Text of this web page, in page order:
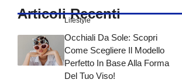
Articoli Recenti
Lifestyle
Occhiali Da Sole: Scopri
Come Scegliere Il Modello
Perfetto In Base Alla Forma
Del Tuo Viso!